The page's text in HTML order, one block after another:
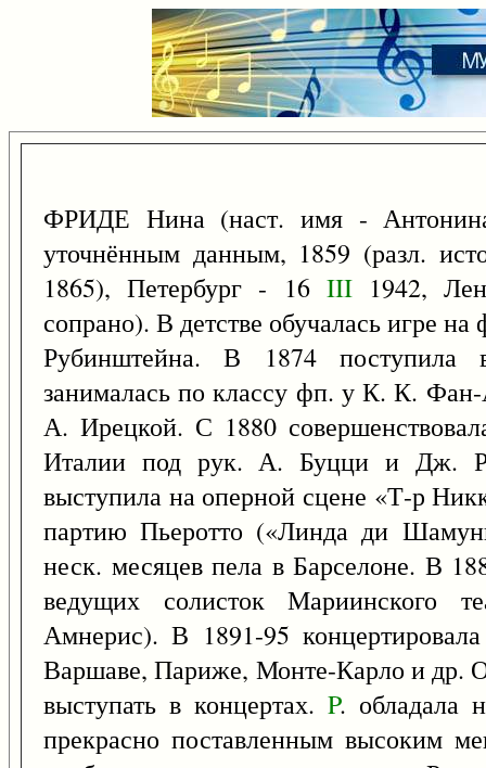
ФРИДЕ Нина (наст. имя -
уточнённым данным, 1859 (разл.
1865), Петербург - 16 III1942,
сопрано). В детстве обучалась игре
Рубинштейна. В 1874 поступила
занималась по классу фп. у К. К.
А. Ирецкой. С 1880
Италии под рук. А. Буцци и Дж.
выступила на оперной сцене «Т-р
партию Пьеротто («Линда ди
неск. месяцев пела в Барселоне. В
ведущих солисток Мариинского
Амнерис). В 1891-95
Варшаве, Париже, Монте-Карло и др.
выступать в концертах. P. обладала
прекрасно поставленным высоким